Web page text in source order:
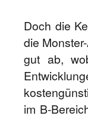
Doch die
die
gut ab,
im B-